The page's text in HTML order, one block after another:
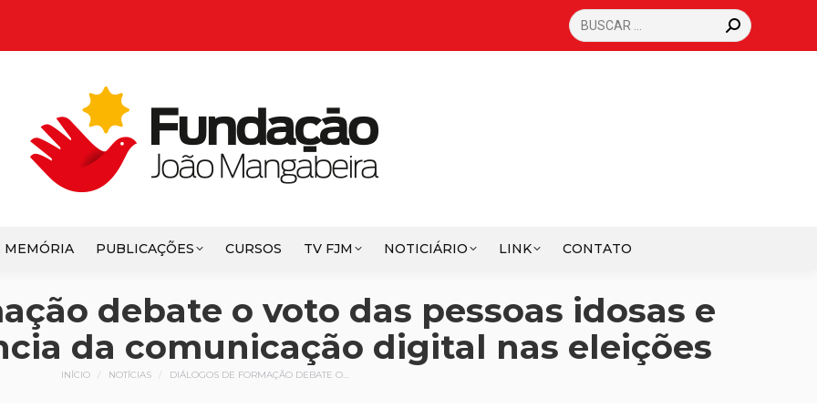
SEARCH:
MEMÓRIA PUBLICAÇÕES CURSOS TV FJM NOTICIÁRIO LINK CONTATO
debate o voto das pessoas idosas e
da comunicação digital nas eleições
Você está aqui:
INÍCIO NOTÍCIAS DIÁLOGOS DE FORMAÇÃO DEBATE O…